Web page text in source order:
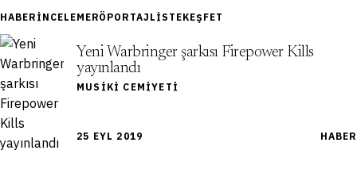
HABER İNCELEMERÖPORTAJ LISTEKEŞFET
25 EYL 2019
Yeni Warbringer şarkısı Firepower Kills
yayınlandı
MUSIKI CEMIYETI
HABER